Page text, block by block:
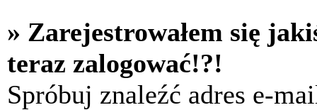
» Zarejestrowałem się
teraz zalogować!?!
Spróbuj znaleźć adres e-